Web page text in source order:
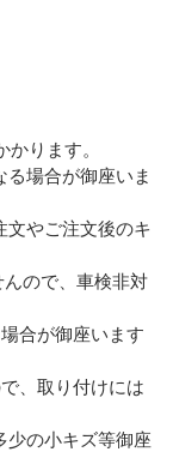
ります。
る場合が御座いま
文やご注文後のキ
ので、車検非対
合が御座います
、取り付けには
少の小キズ等御座